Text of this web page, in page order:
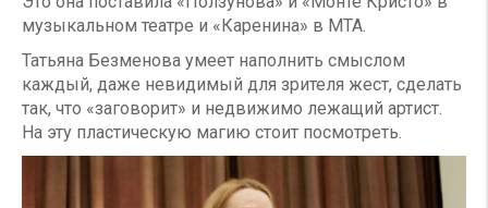
музыкальном театре и «Каренина» в МТА.
Татьяна Безменова умеет наполнить смыслом
каждый, даже невидимый для зрителя жест, сделать
так, что «заговорит» и недвижимо лежащий артист.
На эту пластическую магию стоит посмотреть.